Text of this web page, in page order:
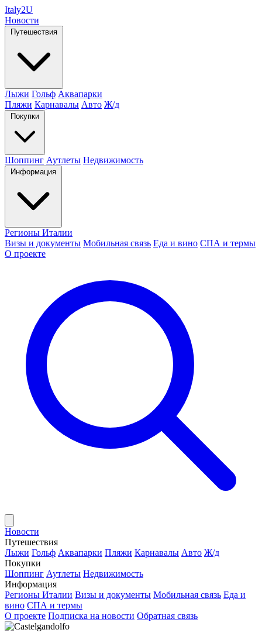
Italy2U
Новости
Путешествия
Лыжи Гольф Аквапарки
Пляжи Карнавалы Авто Ж/д
Покупки
Шоппинг Аутлеты Недвижимость
Информация
Регионы Италии
Визы и документы Мобильная связь Еда и вино СПА и термы
О проекте
Новости
Путешествия
Лыжи Гольф Аквапарки Пляжи Карнавалы Авто Ж/д
Покупки
Шоппинг Аутлеты Недвижимость
Информация
Регионы Италии Визы и документы Мобильная связь Еда и
вино СПА и термы
О проекте Подписка на новости Обратная связь